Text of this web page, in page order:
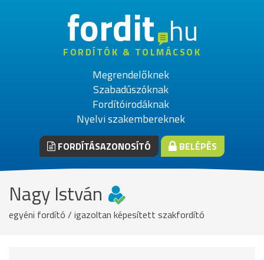
fordithu
FORDÍTÓK & TOLMÁCSOK
Megrendelőknek
Szabadúszóknak
Fordítóirodáknak
Nyelvi szakembereknek
FORDÍTÁSAZONOSÍTÓ BELÉPÉS
Nagy István
egyéni fordító / igazoltan képesített szakfordító